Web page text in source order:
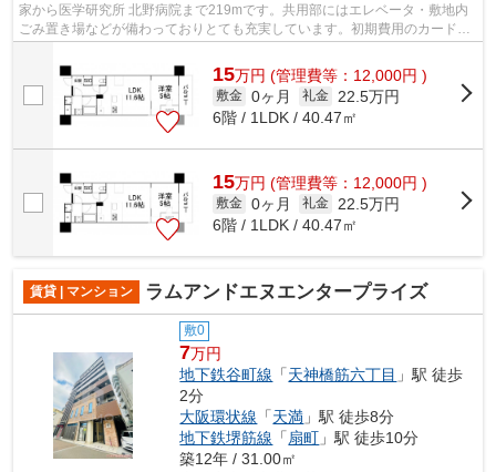
家から医学研究所 北野病院まで219mです。共用部にはエレベータ・敷地内
ごみ置き場などが備わっておりとても充実しています。初期費用のカード決
15万円 (管理費等：12,000円 )
敷金 0ヶ月 礼金
22.5万円
6階 / 1LDK / 40.47㎡
15万円 (管理費等：12,000円 )
敷金 0ヶ月 礼金
22.5万円
6階 / 1LDK / 40.47㎡
賃貸 | マンション ラムアンドエヌエンタープライズ
敷0
7万円
地下鉄谷町線 「天神橋筋六丁目 」駅 徒歩
2分
大阪環状線 「天満 」駅 徒歩8分
地下鉄堺筋線 「 扇町 」駅 徒歩10分
築12年 / 31.00㎡